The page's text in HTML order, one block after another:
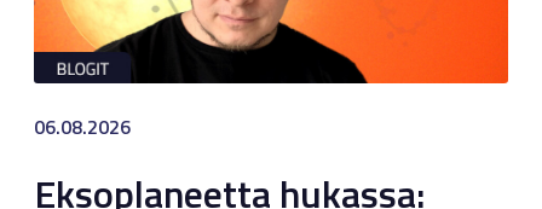
06.08.2026
Eksoplaneetta hukassa: